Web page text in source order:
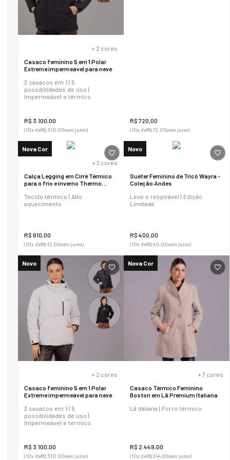
+ 2 cores
Casaco feminino 5 em 1 Polar
Extreme impermeável para neve
3 casacos em 1 | 5
possibilidades de uso |
Impermeável e térmico
R$ 3 100,00
(10x deR$ 310,00sem juros)
R$ 720,00
(10x deR$72,00sem juros)
Nova Cor
+ 3 cores
Calça Legging em Cirrê Térmico
para o frio e inverno Thermo
Tecido térmico | Alto
aquecimento
R$ 610,00
(10x deR$ 61,00sem juros)
Novo
Suéter Feminino de Tricô Wayra -
Coleção Andes
Leve e respirável | Edição
Limitada
R$ 400,00
(10x deR$40,00sem juros)
Novo
+ 2 cores
Casaco feminino 5 em 1 Polar
Extreme impermeável para neve
3 casacos em 1 | 5
possibilidades de uso |
Impermeável e térmico
R$ 3 100,00
(10x deR$ 310,00sem juros)
Nova Cor
+7 cores
Casaco Térmico Feminino
Boston em Lã Premium Italiana
Lã italiana | Forro térmico
R$ 2 449,00
(10x deR$244,90sem juros)